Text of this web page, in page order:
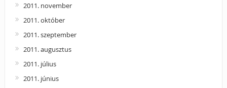
2011. november
2011. október
2011. szeptember
2011. augusztus
2011. július
2011. június